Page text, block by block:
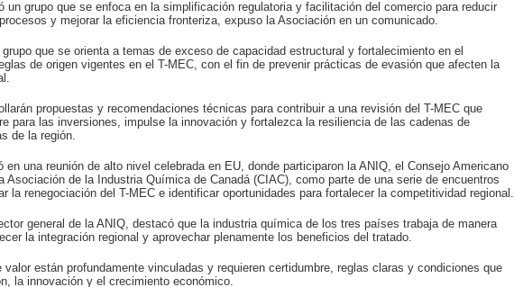
un grupo que se enfoca en la simplificación regulatoria y facilitación del comercio para reducir
y mejorar la eficiencia fronteriza, expuso la Asociación en un comunicado.
que se orienta a temas de exceso de capacidad estructural y fortalecimiento en el
de origen vigentes en el T-MEC, con el fin de prevenir prácticas de evasión que afecten la
propuestas y recomendaciones técnicas para contribuir a una revisión del T-MEC que
para las inversiones, impulse la innovación y fortalezca la resiliencia de las cadenas de
de la región.
en una reunión de alto nivel celebrada en EU, donde participaron la ANIQ, el Consejo Americano
Asociación de la Industria Química de Canadá (CIAC), como parte de una serie de encuentros
la renegociación del T-MEC e identificar oportunidades para fortalecer la competitividad regional.
general de la ANIQ, destacó que la industria química de los tres países trabaja de manera
la integración regional y aprovechar plenamente los beneficios del tratado.
valor están profundamente vinculadas y requieren certidumbre, reglas claras y condiciones que
la innovación y el crecimiento económico.